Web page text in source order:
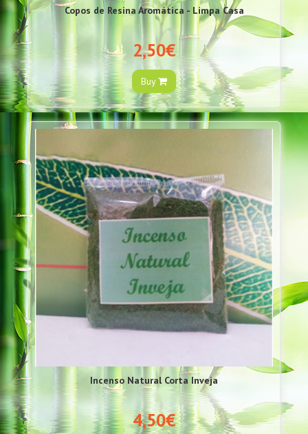
Copos de Resina Aromática - Limpa Casa
2,50€
Buy
Incenso Natural Corta Inveja
4,50€